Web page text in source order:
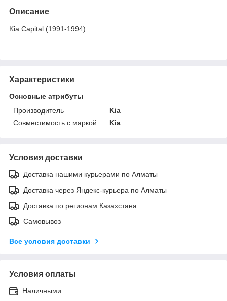
Описание
Kia Capital (1991-1994)
Характеристики
Основные атрибуты
Производитель
Kia
Совместимость с маркой
Kia
Условия доставки
Доставка нашими курьерами по Алматы
Доставка через Яндекс-курьера по Алматы
Доставка по регионам Казахстана
Самовывоз
Все условия доставки
Условия оплаты
Наличными